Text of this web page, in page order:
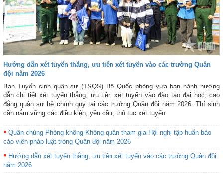
Hướng dẫn xét tuyển thẳng, ưu tiên xét tuyển vào các trường Quân
đội năm 2026
Ban Tuyển sinh quân sự (TSQS) Bộ Quốc phòng vừa ban hành hướng
dẫn chi tiết xét tuyển thẳng, ưu tiên xét tuyển vào đào tạo đại học, cao
đẳng quân sự hệ chính quy tại các trường Quân đội năm 2026. Thí sinh
cần nắm vững các điều kiện, yêu cầu, thủ tục xét tuyển.
Quân chủng Phòng không-Không quân tham gia Hội nghị tập huấn báo
cáo viên pháp luật trong Quân đội năm 2026
Hướng dẫn xét tuyển thẳng, ưu tiên xét tuyển vào các trường Quân đội
năm 2026